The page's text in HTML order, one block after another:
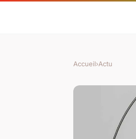
Accueil›Actu